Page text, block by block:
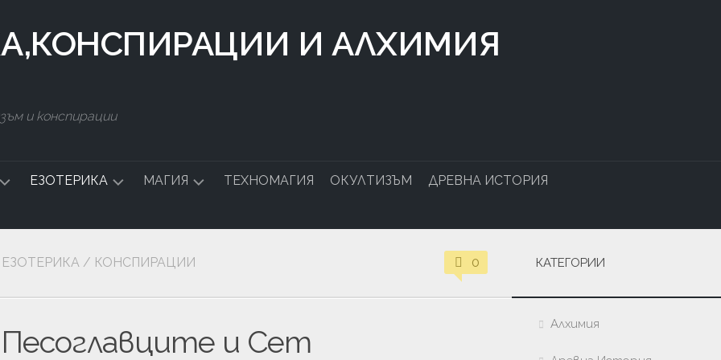
И АЛХИМИЯ
и конспирации
ЕЗОТЕРИКА
СИМВОЛИ
МАГИЯ
БЪЛГАРСКА
ТЕХНОМАГИЯ ОКУЛТИЗЪМ
ДРЕВНА ИСТОРИЯ
ЕЗОТЕРИКА / КОНСПИРАЦИИ 0
Песоглавците и Сет
КАТЕГОРИИ
Алхимия